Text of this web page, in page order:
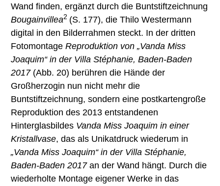
Wand finden, ergänzt durch die Buntstiftzeichnung
Bougainvillea2 (S. 177), die Thilo Westermann
digital in den Bilderrahmen steckt. In der dritten
FotomontageReproduktion von „Vanda Miss
Joaquim“ in der Villa Stéphanie, Baden-Baden
2017 (Abb. 20) berühren die Hände der
Großherzogin nun nicht mehr die
Buntstiftzeichnung, sondern eine postkartengroße
Reproduktion des 2013 entstandenen
Hinterglasbildes Vanda Miss Joaquim in einer
Kristallvase, das als Unikatdruck wiederum in
„Vanda Miss Joaquim“ in der Villa Stéphanie,
Baden-Baden 2017an der Wand hängt. Durch die
wiederholte Montage eigener Werke in das